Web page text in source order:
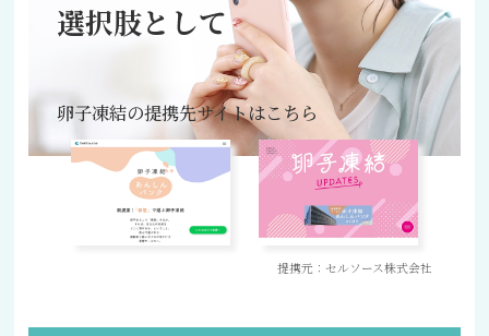
選択肢として
卵子凍結の提携先サイトはこちら
提携元：セルソース株式会社